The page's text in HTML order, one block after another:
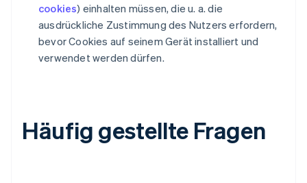
cookies) einhalten müssen, die u. a. die
ausdrückliche Zustimmung des Nutzers erfordern,
bevor Cookies auf seinem Gerät installiert und
verwendet werden dürfen.
Häufig gestellte Fragen